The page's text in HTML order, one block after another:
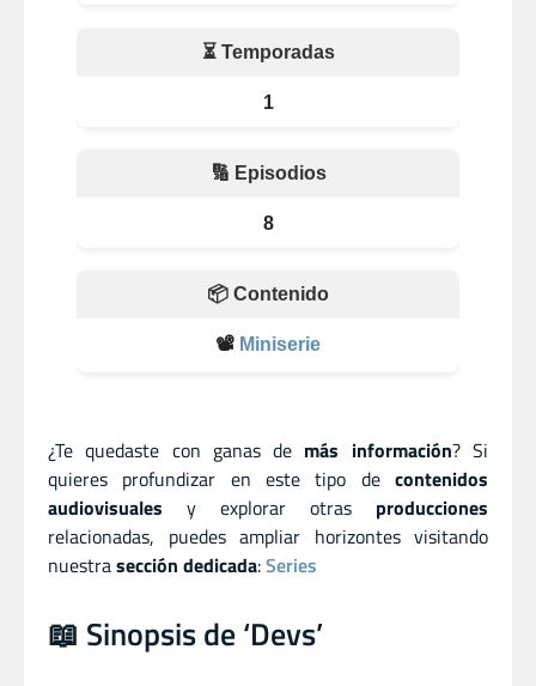
⏳ Temporadas
1
🔢 Episodios
8
📦 Contenido
📽️ Miniserie
¿Te quedaste con ganas de más información? Si
quieres profundizar en este tipo de contenidos
audiovisuales y explorar otras producciones
relacionadas, puedes ampliar horizontes visitando
nuestrasección dedicada:Series
📖 Sinopsis de ‘Devs’